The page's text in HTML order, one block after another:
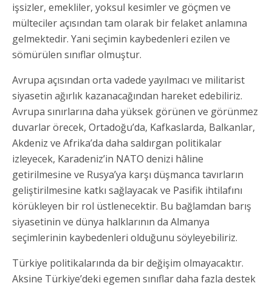
işsizler, emekliler, yoksul kesimler ve göçmen ve
mülteciler açısından tam olarak bir felaket anlamına
gelmektedir. Yani seçimin kaybedenleri ezilen ve
sömürülen sınıflar olmuştur.
Avrupa açısından orta vadede yayılmacı ve militarist
siyasetin ağırlık kazanacağından hareket edebiliriz.
Avrupa sınırlarına daha yüksek görünen ve görünmez
duvarlar örecek, Ortadoğu’da, Kafkaslarda, Balkanlar,
Akdeniz ve Afrika’da daha saldırgan politikalar
izleyecek, Karadeniz’in NATO denizi hâline
getirilmesine ve Rusya’ya karşı düşmanca tavırların
geliştirilmesine katkı sağlayacak ve Pasifik ihtilafını
körükleyen bir rol üstlenecektir. Bu bağlamdan barış
siyasetinin ve dünya halklarının da Almanya
seçimlerinin kaybedenleri olduğunu söyleyebiliriz.
Türkiye politikalarında da bir değişim olmayacaktır.
Aksine Türkiye’deki egemen sınıflar daha fazla destek